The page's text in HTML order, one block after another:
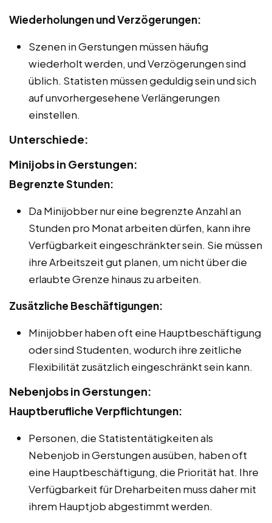
Wiederholungen und Verzögerungen:
Szenen in Gerstungen müssen häufig
wiederholt werden, und Verzögerungen sind
üblich. Statisten müssen geduldig sein und sich
auf unvorhergesehene Verlängerungen
einstellen.
Unterschiede:
Minijobs in Gerstungen:
Begrenzte Stunden:
Da Minijobber nur eine begrenzte Anzahl an
Stunden pro Monat arbeiten dürfen, kann ihre
Verfügbarkeit eingeschränkter sein. Sie müssen
ihre Arbeitszeit gut planen, um nicht über die
erlaubte Grenze hinaus zu arbeiten.
Zusätzliche Beschäftigungen:
Minijobber haben oft eine Hauptbeschäftigung
oder sind Studenten, wodurch ihre zeitliche
Flexibilität zusätzlich eingeschränkt sein kann.
Nebenjobs in Gerstungen:
Hauptberufliche Verpflichtungen:
Personen, die Statistentätigkeiten als
Nebenjob in Gerstungen ausüben, haben oft
eine Hauptbeschäftigung, die Priorität hat. Ihre
Verfügbarkeit für Dreharbeiten muss daher mit
ihrem Hauptjob abgestimmt werden.